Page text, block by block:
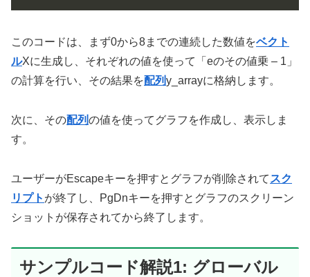
このコードは、まず0から8までの連続した数値をベクト
ルXに生成し、それぞれの値を使って「eのその値乗 – 1」
の計算を行い、その結果を配列y_arrayに格納します。
次に、その配列の値を使ってグラフを作成し、表示しま
す。
ユーザーがEscapeキーを押すとグラフが削除されて スク
リプト が終了し、PgDnキーを押すとグラフのスクリーン
ショットが保存されてから終了します。
サンプルコード解説1: グローバル